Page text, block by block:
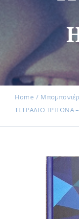
Εκδηλώσεις
Νέα
Επικοινωνία
Εισφορές
Home
ΤΕΤΡΑΔΙΟ ΤΡΙΓΩΝΑ